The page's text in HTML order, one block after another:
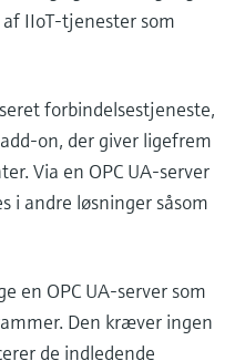
IIoT-tjenester som
forbindelsestjeneste,
on, der giver ligefrem
Via en OPC UA-server
i andre løsninger såsom
en OPC UA-server som
Den kræver ingen
de indledende